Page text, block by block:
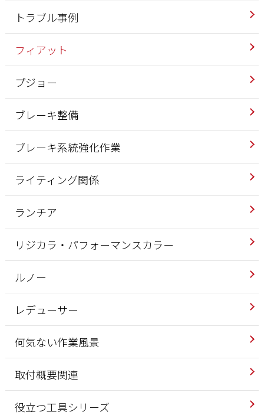
トラブル事例
フィアット
プジョー
ブレーキ整備
ブレーキ系統強化作業
ライティング関係
ランチア
リジカラ・パフォーマンスカラー
ルノー
レデューサー
何気ない作業風景
取付概要関連
役立つ工具シリーズ